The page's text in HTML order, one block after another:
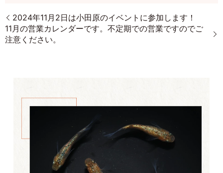
2024年11月2日は小田原のイベントに参加します！
11月の営業カレンダーです。不定期での営業ですのでご
注意ください。